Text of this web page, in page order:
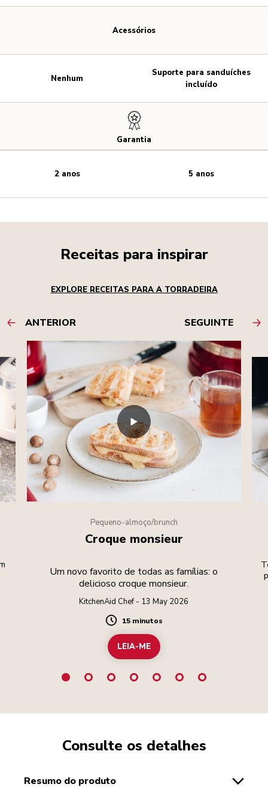
Acessórios
Garantia
Nenhum
2 anos
Suporte para sanduíches
incluído
5 anos
Receitas para inspirar
EXPLORE RECEITAS PARA A TORRADEIRA
ANTERIOR SEGUINTE
Pequeno-almoço/brunch
Croque monsieur
Um novo favorito de todas as famílias: o
delicioso croque monsieur.
KitchenAid Chef - 13 May 2026
Duration
15 minutos
LEIA-ME
Consulte os detalhes
resumo do produto